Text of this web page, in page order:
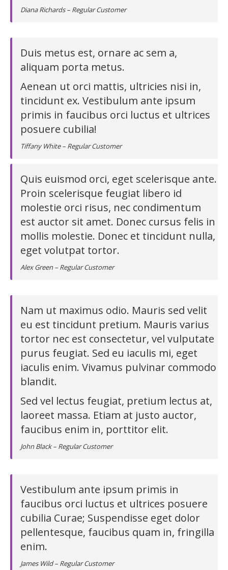
Diana Richards – Regular Customer
Duis metus est, ornare ac sem a,
aliquam porta metus.
Aenean ut orci mattis, ultricies nisi in,
tincidunt ex. Vestibulum ante ipsum
primis in faucibus orci luctus et ultrices
posuere cubilia!
Tiffany White – Regular Customer
Quis euismod orci, eget scelerisque ante.
Proin scelerisque feugiat libero id
molestie orci risus, nec condimentum
est auctor sit amet. Donec cursus felis in
mollis molestie. Donec et tincidunt nulla,
eget volutpat tortor.
Alex Green – Regular Customer
Nam ut maximus odio. Mauris sed velit
eu est tincidunt pretium. Mauris varius
tortor nec est consectetur, vel vulputate
purus feugiat. Sed eu iaculis mi, eget
iaculis enim. Vivamus pulvinar commodo
blandit.
Sed vel lectus feugiat, pretium lectus at,
laoreet massa. Etiam at justo auctor,
faucibus enim in, porttitor elit.
John Black – Regular Customer
Vestibulum ante ipsum primis in
faucibus orci luctus et ultrices posuere
cubilia Curae; Suspendisse eget dolor
pellentesque, faucibus quam in, fringilla
enim.
James Wild – Regular Customer